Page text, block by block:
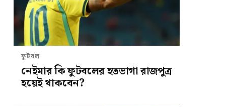
ফুটবল
নেইমার কি ফুটবলের হতভাগা রাজপুত্র
হয়েই থাকবেন?